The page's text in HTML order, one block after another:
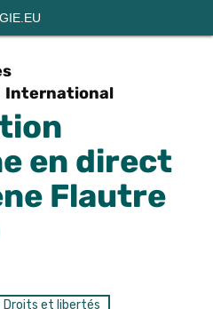
International
en direct
Flautre
Droits et libertés